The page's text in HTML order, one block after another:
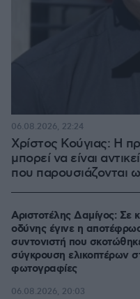
Χρίστος Κούγιας: Η
μπορεί να είναι
που παρουσιάζονται
06.08.2026, 22:24
Αριστοτέλης Δαμίγος: Σε
οδύνης έγινε η
συντονιστή που
σύγκρουση ελικοπτέρων
φωτογραφίες
06.08.2026, 20:03